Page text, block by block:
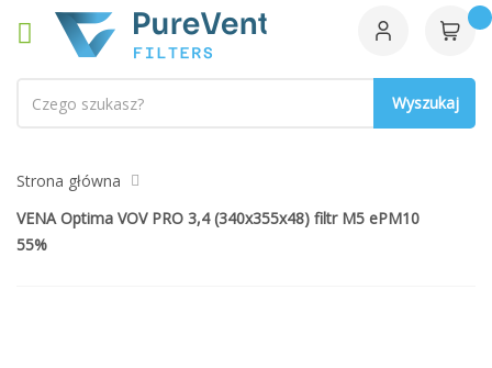
Strona główna
VENA Optima VOV PRO 3,4 (340x355x48) filtr M5 ePM10
55%